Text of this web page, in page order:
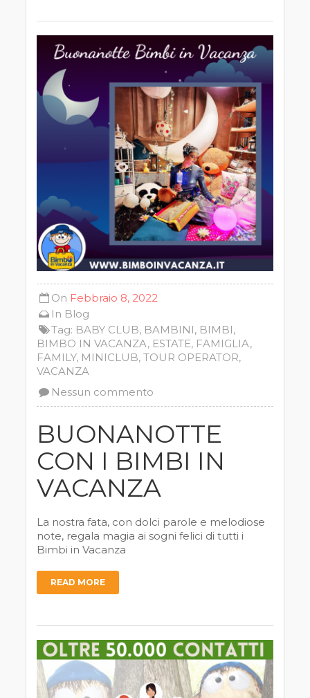
On Febbraio 8, 2022
In Blog
Tag: BABY CLUB, BAMBINI, BIMBI,
BIMBO IN VACANZA, ESTATE, FAMIGLIA,
FAMILY, MINICLUB,TOUR OPERATOR,
VACANZA
Nessun commento
BUONANOTTE
CON I BIMBI IN
VACANZA
La nostra fata, con dolci parole e melodiose
note, regala magia ai sogni felici di tutti i
Bimbi in Vacanza
READ MORE